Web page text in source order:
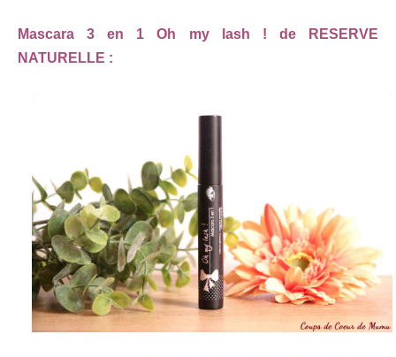
Mascara 3 en 1 Oh my lash ! de RESERVE
NATURELLE :